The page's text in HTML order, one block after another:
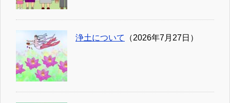
浄土について （2026年7月27日）